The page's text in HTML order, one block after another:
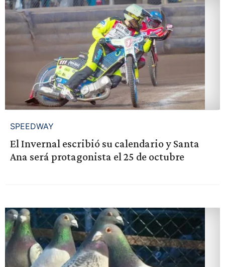
SPEEDWAY
El Invernal escribió su calendario y Santa
Ana será protagonista el 25 de octubre